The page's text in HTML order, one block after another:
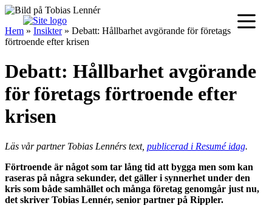
Hoppa
innehåll
Hem » Insikter» Debatt: Hållbarhet avgörande för företags
förtroende efter krisen
Debatt: Hållbarhet avgörande
för företags förtroende efter
krisen
Läs vår partner Tobias Lennérs text, publicerad i Resumé idag.
Förtroende är något som tar lång tid att bygga men som kan
raseras på några sekunder, det gäller i synnerhet under den
kris som både samhället och många företag genomgår just nu,
det skriver Tobias Lennér, senior partner på Rippler.